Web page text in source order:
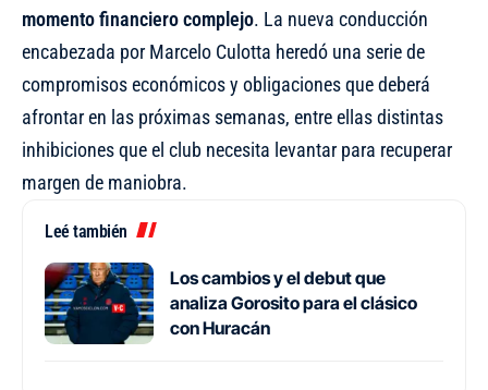
momento financiero complejo. La nueva conducción
encabezada por Marcelo Culotta heredó una serie de
compromisos económicos y obligaciones que deberá
afrontar en las próximas semanas, entre ellas distintas
inhibicionesque el club necesita levantar para recuperar
margen de maniobra.
Leé también
Los cambios y el debut que
analiza Gorosito para el clásico
con Huracán